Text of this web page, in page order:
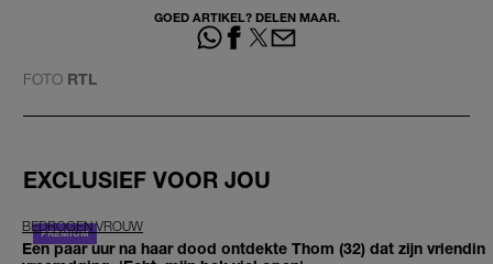
GOED ARTIKEL? DELEN MAAR.
FOTO RTL
EXCLUSIEF VOOR JOU
BEDROGEN VROUW
Een paar uur na haar dood ontdekte Thom (32) dat zijn vriendin